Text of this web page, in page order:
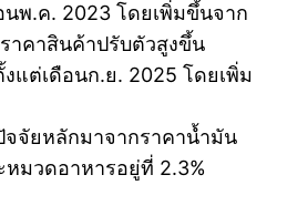
นพ.ค. 2023 โดยเพิ่มขึ้นจาก
าคาสินค้าปรับตัวสูงขึ้น
แต่เดือนก.ย. 2025 โดยเพิ่ม
จจัยหลักมาจากราคาน้ำมัน
มวดอาหารอยู่ที่ 2.3%